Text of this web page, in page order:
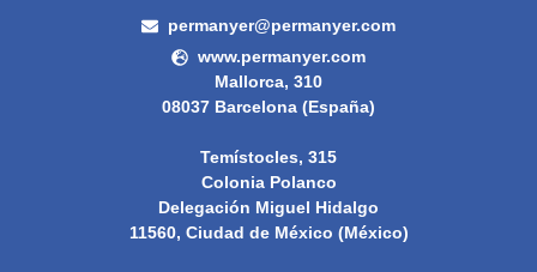
permanyer@permanyer.com
www.permanyer.com
Mallorca, 310
08037 Barcelona (España)
Temístocles, 315
Colonia Polanco
Delegación Miguel Hidalgo
11560, Ciudad de México (México)